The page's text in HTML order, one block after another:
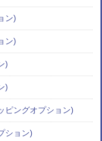
ン)
ン)
)
)
ピングオプション)
ション)